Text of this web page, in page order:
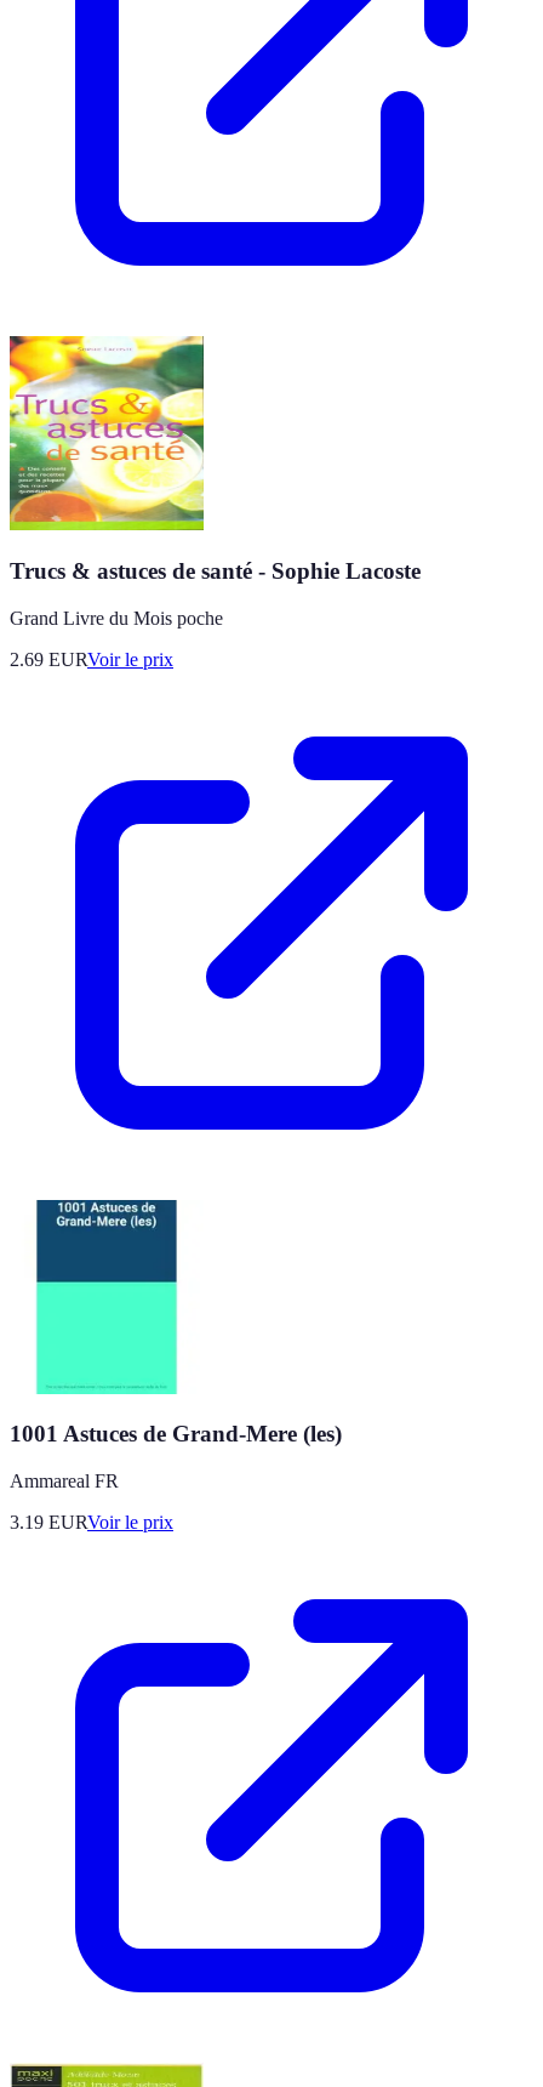
Trucs & astuces de santé - Sophie Lacoste
Grand Livre du Mois poche
2.69 EURVoir le prix
1001 Astuces de Grand-Mere (les)
Ammareal FR
3.19 EURVoir le prix